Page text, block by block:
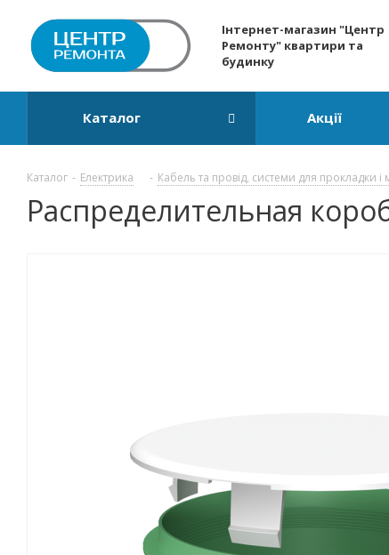
Інтернет-магазин "Центр
Ремонту" квартири та
будинку
Каталог Акції
Каталог - Електрика - Кабель та провід, системи для прокладки і
Распределительная